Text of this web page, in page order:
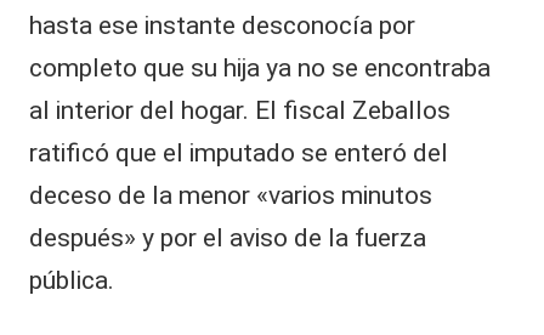
hasta ese instante desconocía por
completo que su hija ya no se encontraba
al interior del hogar. El fiscal Zeballos
ratificó que el imputado se enteró del
deceso de la menor «varios minutos
después» y por el aviso de la fuerza
pública.